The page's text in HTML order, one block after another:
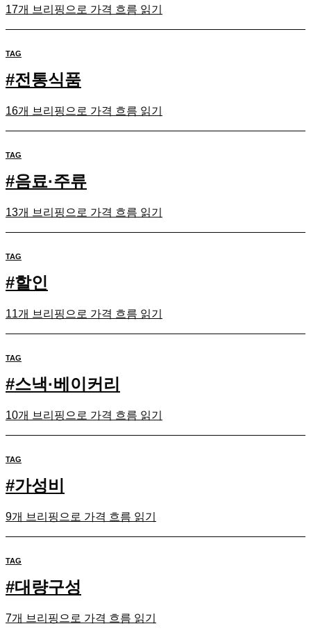
17개 브리핑으로 가격 흐름 읽기
TAG
#전통식품
16개 브리핑으로 가격 흐름 읽기
TAG
#음료·주류
13개 브리핑으로 가격 흐름 읽기
TAG
#할인
11개 브리핑으로 가격 흐름 읽기
TAG
#스낵·베이커리
10개 브리핑으로 가격 흐름 읽기
TAG
#가성비
9개 브리핑으로 가격 흐름 읽기
TAG
#대량구성
7개 브리핑으로 가격 흐름 읽기